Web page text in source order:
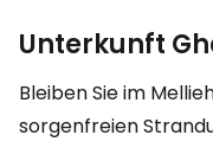
Unterkunft
Bleiben Sie im
sorgenfreien